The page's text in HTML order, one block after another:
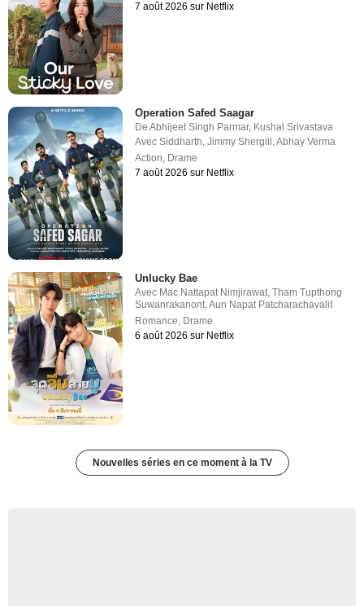
7 août 2026 sur Netflix
Operation Safed Saagar
DeAbhijeet Singh Parmar, Kushal Srivastava
AvecSiddharth ,Jimmy Shergill ,Abhay Verma
Action Drame
7 août 2026 sur Netflix
Unlucky Bae
Avec Mac Nattapat Nimjirawat,Tham Tupthong
Suwanrakanont,Aun Napat Patcharachavalit
Romance, Drame
6 août 2026 sur Netflix
Nouvelles séries en ce moment à la TV